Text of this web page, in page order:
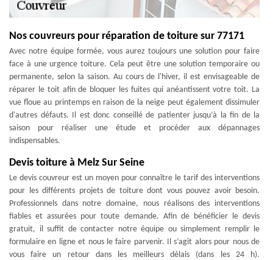
Nos couvreurs pour réparation de toiture sur 77171
Avec notre équipe formée, vous aurez toujours une solution pour faire
face à une urgence toiture. Cela peut être une solution temporaire ou
permanente, selon la saison. Au cours de l'hiver, il est envisageable de
réparer le toit afin de bloquer les fuites qui anéantissent votre toit. La
vue floue au printemps en raison de la neige peut également dissimuler
d'autres défauts. Il est donc conseillé de patienter jusqu’à la fin de la
saison pour réaliser une étude et procéder aux dépannages
indispensables.
Devis toiture à Melz Sur Seine
Le devis couvreur est un moyen pour connaître le tarif des interventions
pour les différents projets de toiture dont vous pouvez avoir besoin.
Professionnels dans notre domaine, nous réalisons des interventions
fiables et assurées pour toute demande. Afin de bénéficier le devis
gratuit, il suffit de contacter notre équipe ou simplement remplir le
formulaire en ligne et nous le faire parvenir. Il s’agit alors pour nous de
vous faire un retour dans les meilleurs délais (dans les 24 h).